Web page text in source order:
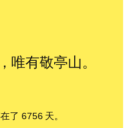
唯有敬亭山。
了 6756 天。